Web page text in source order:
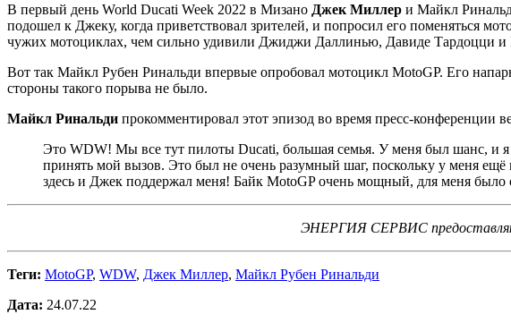
В первый день World Ducati Week 2022 в Мизано Джек Миллер и Майкл
подошел к Джеку, когда приветствовал зрителей, и попросил его поменяться
чужих мотоциклах, чем сильно удивили Джиджи Даллинью, Давиде Тардоцци и
Вот так Майкл Рубен Ринальди впервые опробовал мотоцикл MotoGP. Его
стороны такого порыва не было.
Майкл Ринальди прокомментировал этот эпизод во время пресс-конференции
Это WDW! Мы все тут пилоты Ducati, большая семья. У меня был шанс, и
принять мой вызов. Это был не очень разумный шаг, поскольку у меня
здесь и Джек поддержал меня! Байк MotoGP очень мощный, для меня было
ЭНЕРГИЯ СЕРВИС
Теги: MotoGP, WDW, Джек Миллер, Майкл Рубен Ринальди
Дата: 24.07.22